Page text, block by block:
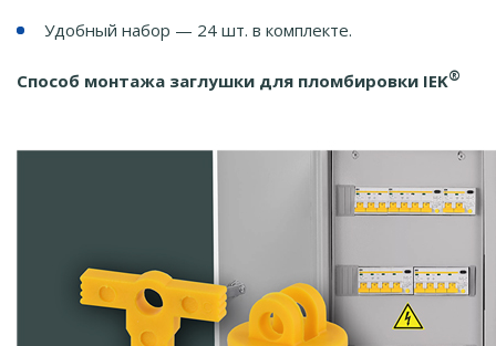
Удобный набор — 24 шт. в комплекте.
Способ монтажа заглушки для пломбировки IEK®